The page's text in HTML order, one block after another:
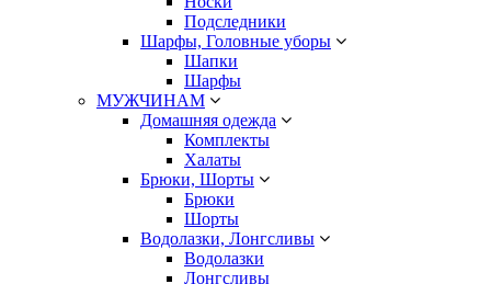
Подследники
Шарфы, Головные уборы
Шапки
Шарфы
МУЖЧИНАМ
Домашняя одежда
Комплекты
Халаты
Брюки, Шорты
Брюки
Шорты
Водолазки, Лонгсливы
Водолазки
Лонгсливы